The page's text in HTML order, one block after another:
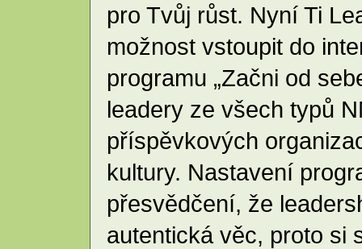
pro Tvůj růst. Nyní Ti
možnost vstoupit do
programu „Začni od
leadery ze všech typů
příspěvkových
kultury. Nastavení
přesvědčení, že
autentická věc, proto si